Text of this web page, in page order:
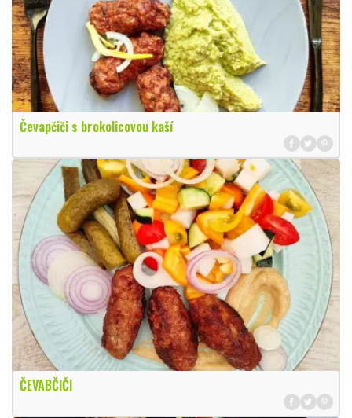
Čevapčiči s brokolicovou kaší
ČEVABČIČI